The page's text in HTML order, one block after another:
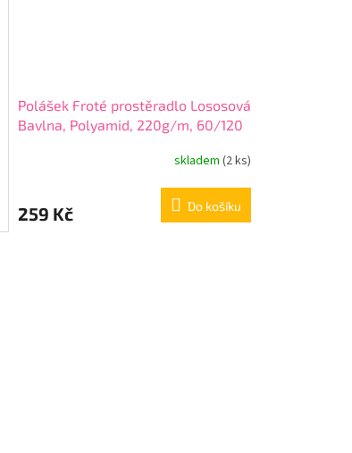
Polášek Froté prostěradlo Lososová
Bavlna, Polyamid, 220g/m, 60/120
skladem (2 ks)
259 Kč Do košíku